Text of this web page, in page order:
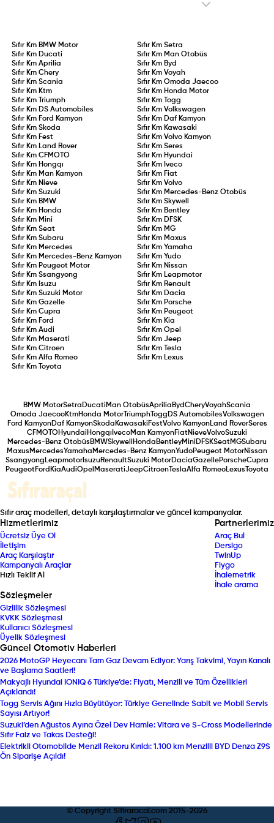
Sıfır Km BMW Motor Sıfır Km Setra
Sıfır Km Ducati Sıfır Km Man Otobüs
Sıfır KmAprilia Sıfır Km Byd
Sıfır KmChery Sıfır Km Voyah
Sıfır KmScania Sıfır Km Omoda Jaecoo
Sıfır Km Ktm Sıfır Km Honda Motor
Sıfır Km
Triumph Sıfır Km
Togg
Sıfır Km DS Automobiles Sıfır Km Volkswagen
Sıfır Km Ford Kamyon Sıfır Km Daf Kamyon
Sıfır KmSkoda Sıfır Km Kawasaki
Sıfır Km Fest Sıfır Km Volvo Kamyon
Sıfır Km Land Rover Sıfır Km Seres
Sıfır KmCFMOTO Sıfır Km Hyundai
Sıfır Km Hongqı Sıfır Km Iveco
Sıfır Km Man Kamyon Sıfır Km Fiat
Sıfır Km Nieve Sıfır Km Volvo
Sıfır KmSuzuki Sıfır Km Mercedes-Benz Otobüs
Sıfır Km BMW Sıfır Km Skywell
Sıfır Km Honda Sıfır Km Bentley
Sıfır Km Mini Sıfır Km DFSK
Sıfır KmSeat Sıfır Km MG
Sıfır KmSubaru Sıfır Km Maxus
Sıfır Km Mercedes Sıfır Km Yamaha
Sıfır Km Mercedes-Benz Kamyon Sıfır Km Yudo
Sıfır Km Peugeot Motor Sıfır Km Nissan
Sıfır KmSsangyong Sıfır Km Leapmotor
Sıfır Km Isuzu Sıfır Km Renault
Sıfır KmSuzuki Motor Sıfır Km Dacia
Sıfır KmGazelle Sıfır Km Porsche
Sıfır KmCupra Sıfır Km Peugeot
Sıfır Km Ford Sıfır Km Kia
Sıfır KmAudi Sıfır Km Opel
Sıfır Km Maserati Sıfır Km Jeep
Sıfır KmCitroen Sıfır Km
Tesla
Sıfır KmAlfa Romeo Sıfır Km Lexus
Sıfır Km
Toyota
BMW MotorSetra Ducati Man OtobüsAprilia BydCheryVoyahScania
Omoda JaecooKtmHonda MotorTriumphTogg DS AutomobilesVolkswagen
Ford KamyonDaf KamyonSkoda Kawasaki FestVolvo KamyonLand RoverSeres
CFMOTOHyundai Hongqı IvecoMan KamyonFiatNieveVolvoSuzuki
Mercedes-Benz Otobüs BMWSkywell Honda BentleyMini DFSKSeatMGSubaru
Maxus MercedesYamaha Mercedes-Benz KamyonYudoPeugeot MotorNissan
Ssangyong Leapmotor IsuzuRenaultSuzuki MotorDaciaGazellePorscheCupra
PeugeotFord KiaAudiOpel MaseratiJeepCitroen TeslaAlfa RomeoLexus Toyota
Sıfır araç modelleri, detaylı karşılaştırmalar ve güncel kampanyalar.
Hizmetlerimiz
Ücretsiz Üye Ol
İletişim
Araç Karşılaştır
Kampanyalı Araçlar
Hızlı Teklif Al
Partnerlerimiz
Araç Bul
Dersigo
TwinUp
Fiygo
İhalemetrik
İhale arama
Sözleşmeler
Gizlilik Sözleşmesi
KVKK Sözleşmesi
Kullanıcı Sözleşmesi
Üyelik Sözleşmesi
Güncel Otomotiv Haberleri
2026 MotoGP Heyecanı Tam Gaz Devam Ediyor: Yarış Takvimi, Yayın Kanalı
ve Başlama Saatleri!
Makyajlı Hyundai IONIQ 6 Türkiye’de: Fiyatı, Menzili ve Tüm Özellikleri
Açıklandı!
Togg Servis Ağını Hızla Büyütüyor: Türkiye Genelinde Sabit ve Mobil Servis
Sayısı Artıyor!
Suzuki’den Ağustos Ayına Özel Dev Hamle: Vitara ve S-Cross Modellerinde
Sıfır Faiz ve Takas Desteği!
Elektrikli Otomobilde Menzil Rekoru Kırıldı: 1.100 km Menzilli BYD Denza Z9S
Ön Siparişe Açıldı!
© Copyright Sifiraracal.com 2015-2026